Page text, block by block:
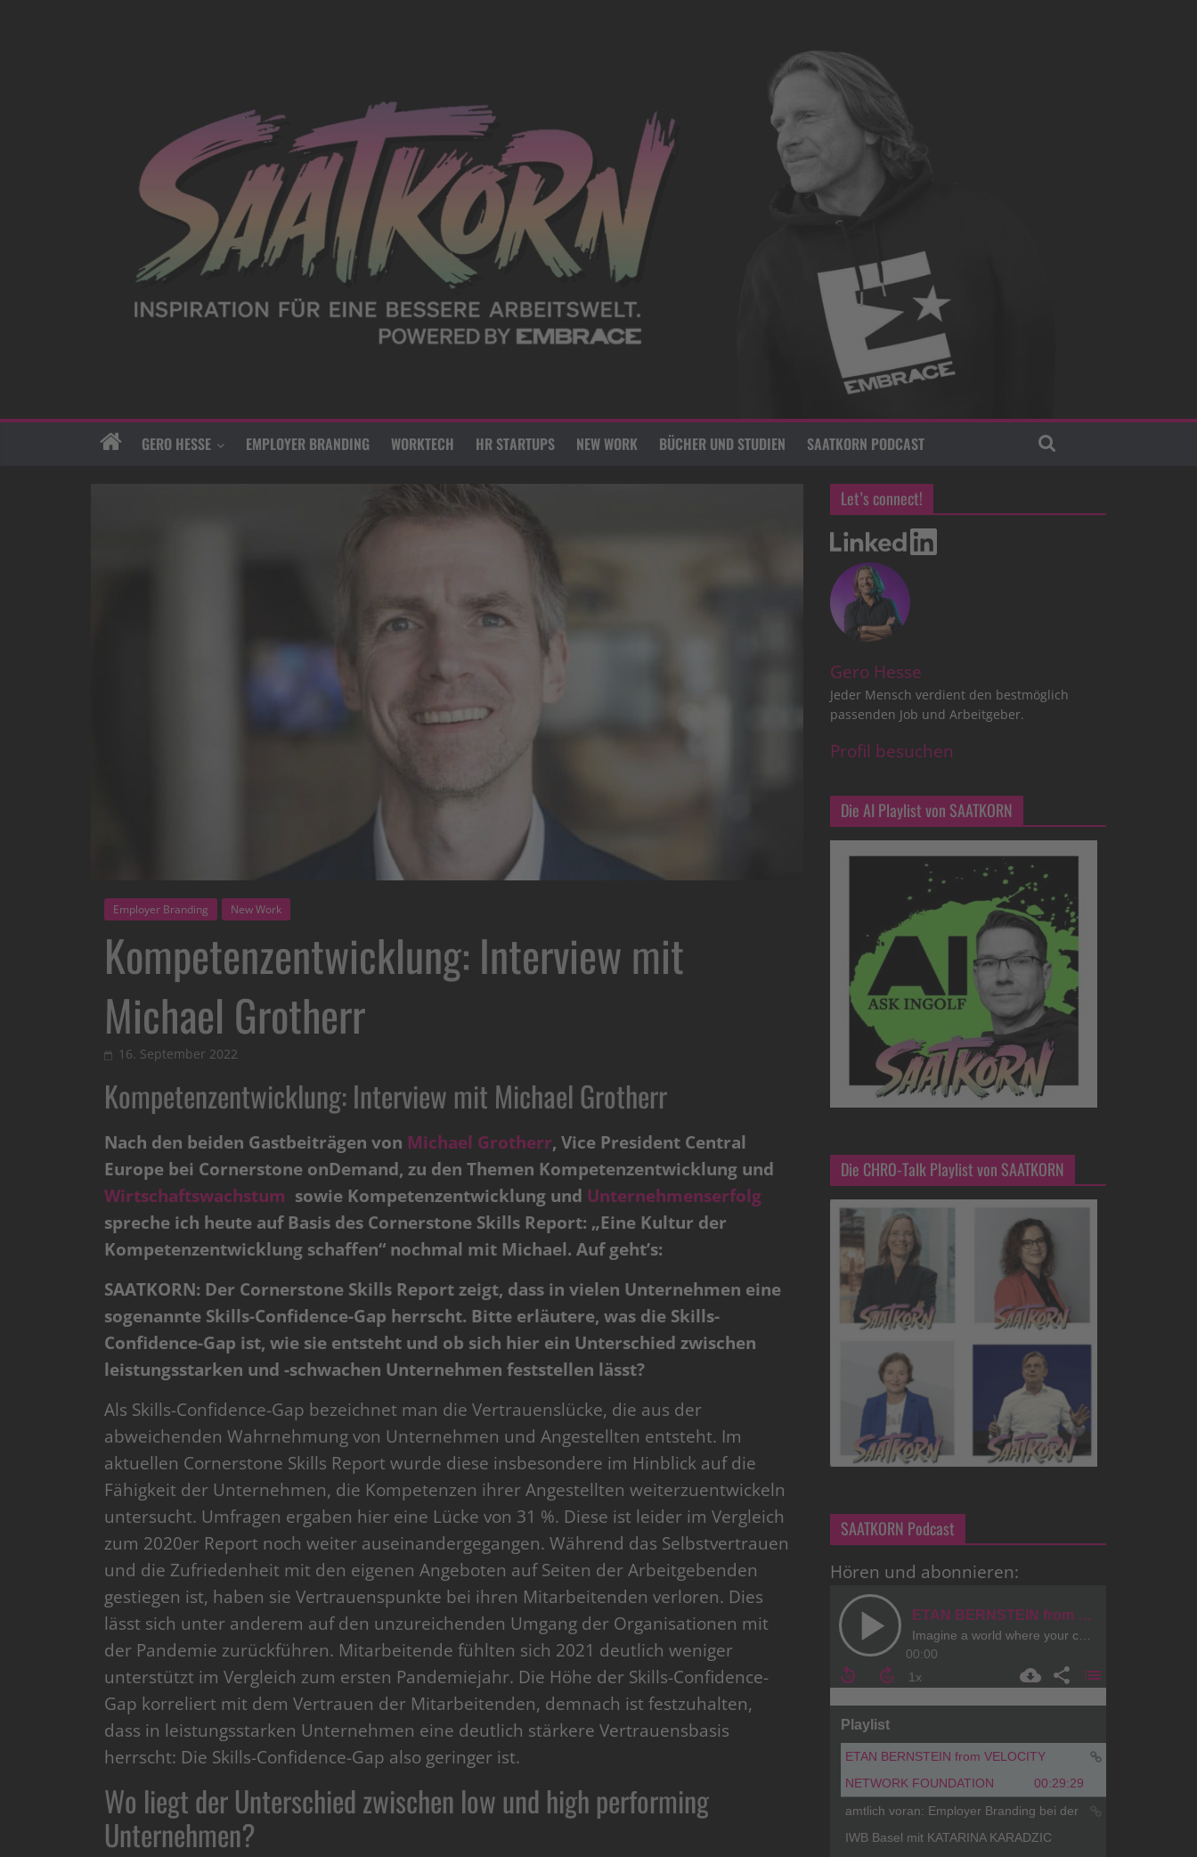
GERO HESSE EMPLOYER BRANDING WORKTECH HR STARTUPS NEW WORK BÜCHER UND STUDIEN SAATKORN PODCAST
Employer Branding New Work
Kompetenzentwicklung: Interview mit
Michael Grotherr
16. September 2022
Kompetenzentwicklung: Interview mit Michael Grotherr
Nach den beiden Gastbeiträgen von Michael Grotherr, Vice President Central
Europe bei Cornerstone onDemand, zu den Themen Kompetenzentwicklung und
Wirtschaftswachstum sowie Kompetenzentwicklung und Unternehmenserfolg
spreche ich heute auf Basis des Cornerstone Skills Report: „Eine Kultur der
Kompetenzentwicklung schaffen“ nochmal mit Michael. Auf geht’s:
SAATKORN: Der Cornerstone Skills Report zeigt, dass in vielen Unternehmen eine
sogenannte Skills-Confidence-Gap herrscht. Bitte erläutere, was die Skills-
Confidence-Gap ist, wie sie entsteht und ob sich hier ein Unterschied zwischen
leistungsstarken und -schwachen Unternehmen feststellen lässt?
Als Skills-Confidence-Gap bezeichnet man die Vertrauenslücke, die aus der
abweichenden Wahrnehmung von Unternehmen und Angestellten entsteht. Im
aktuellen Cornerstone Skills Report wurde diese insbesondere im Hinblick auf die
Fähigkeit der Unternehmen, die Kompetenzen ihrer Angestellten weiterzuentwickeln
untersucht. Umfragen ergaben hier eine Lücke von 31 %. Diese ist leider im Vergleich
zum 2020er Report noch weiter auseinandergegangen. Während das Selbstvertrauen
und die Zufriedenheit mit den eigenen Angeboten auf Seiten der Arbeitgebenden
gestiegen ist, haben sie Vertrauenspunkte bei ihren Mitarbeitenden verloren. Dies
lässt sich unter anderem auf den unzureichenden Umgang der Organisationen mit
der Pandemie zurückführen. Mitarbeitende fühlten sich 2021 deutlich weniger
unterstützt im Vergleich zum ersten Pandemiejahr. Die Höhe der Skills-Confidence-
Gap korreliert mit dem Vertrauen der Mitarbeitenden, demnach ist festzuhalten,
dass in leistungsstarken Unternehmen eine deutlich stärkere Vertrauensbasis
herrscht: Die Skills-Confidence-Gap also geringer ist.
Wo liegt der Unterschied zwischen low und high performing
Unternehmen?
Let’s connect!
Gero Hesse
Jeder Mensch verdient den bestmöglich
passenden Job und Arbeitgeber.
Profil besuchen
Die AI Playlist von SAATKORN
Die CHRO-Talk Playlist von SAATKORN
SAATKORN Podcast
Hören und abonnieren: